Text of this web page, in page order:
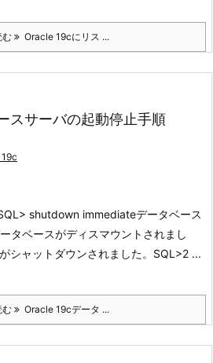
む Oracle 19cにリス ...
スサーバの起動停止手順
shutdown immediateデータベース
タベースがディスマウントされまし
シャットダウンされました。SQL>2 ...
む Oracle 19cデータ ...